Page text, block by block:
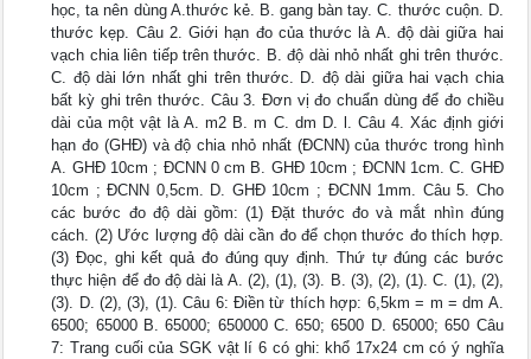
học, ta nên dùng A.thước kẻ. B. gang bàn tay. C. thước cuộn. D.
thước kẹp. Câu 2. Giới hạn đo của thước là A. độ dài giữa hai
vạch chia liên tiếp trên thước. B. độ dài nhỏ nhất ghi trên thước.
C. độ dài lớn nhất ghi trên thước. D. độ dài giữa hai vạch chia
bất kỳ ghi trên thước. Câu 3. Đơn vị đo chuẩn dùng để đo chiều
dài của một vật là A. m2 B. m C. dm D. l. Câu 4. Xác định giới
hạn đo (GHĐ) và độ chia nhỏ nhất (ĐCNN) của thước trong hình
A. GHĐ 10cm ; ĐCNN 0 cm B. GHĐ 10cm ; ĐCNN 1cm. C. GHĐ
10cm ; ĐCNN 0,5cm. D. GHĐ 10cm ; ĐCNN 1mm. Câu 5. Cho
các bước đo độ dài gồm: (1) Đặt thước đo và mắt nhìn đúng
cách. (2) Ước lượng độ dài cần đo để chọn thước đo thích hợp.
(3) Đọc, ghi kết quả đo đúng quy định. Thứ tự đúng các bước
thực hiện để đo độ dài là A. (2), (1), (3). B. (3), (2), (1). C. (1), (2),
(3). D. (2), (3), (1). Câu 6: Điền từ thích hợp: 6,5km = m = dm A.
6500; 65000 B. 65000; 650000 C. 650; 6500 D. 65000; 650 Câu
7: Trang cuối của SGK vật lí 6 có ghi: khổ 17x24 cm có ý nghĩa